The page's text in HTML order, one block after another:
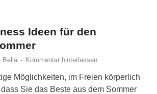
Ideen für den
Bella - Kommentar hinterlassen
Möglichkeiten, im Freien körperlich
Sie das Beste aus dem Sommer